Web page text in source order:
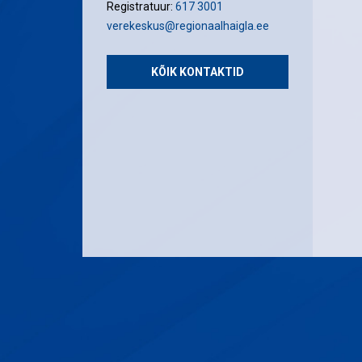
Registratuur: 617 3001
verekeskus@regionaalhaigla.ee
KÕIK KONTAKTID